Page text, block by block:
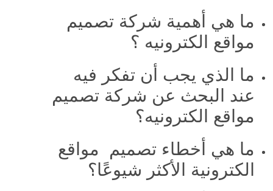
ما هي أهمية شركة تصميم
مواقع الكترونيه ؟
ما الذي يجب أن تفكر فيه
عند البحث عن شركة تصميم
مواقع الكترونيه؟
ما هي أخطاء تصميم مواقع
الكترونية الأكثر شيوعًا؟